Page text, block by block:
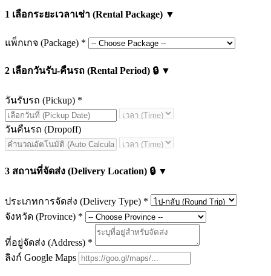
1 เลือกระยะเวลาเช่า (Rental Package) ▼
แพ็กเกจ (Package) *
2 เลือกวันรับ-คืนรถ (Rental Period) 🔒 ▼
วันรับรถ (Pickup) *
วันคืนรถ (Dropoff)
3 สถานที่จัดส่ง (Delivery Location) 🔒 ▼
ประเภทการจัดส่ง (Delivery Type) *
จังหวัด (Province) *
ที่อยู่จัดส่ง (Address) *
ลิงก์ Google Maps